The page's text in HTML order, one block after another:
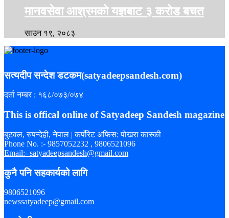
मानवसेवा आश्रमको यज्ञबाट ३ करोड बचत
साउन १९, २०८३
सत्यदीप सन्देश डटकम(satyadeepsandesh.com)
दर्ता नम्बर : १६८/०७३/०७४
This is offical online of Satyadeep Sandesh magazine
बुटवल, रुपन्देही, नेपाल | कर्पोरेट अफिस: पोखरा कास्की
Phone No. :- 9857052232 , 9806521096
Email:- satyadeepsandesh@gmail.com
कुनै पनि सहकार्यको लागि
9806521096
newssatyadeep@gmail.com